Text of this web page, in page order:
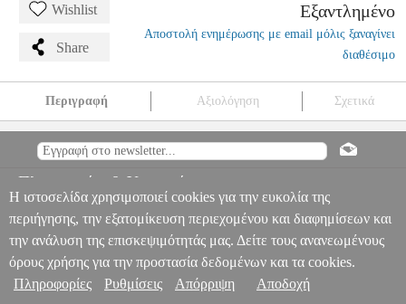
Wishlist
Share
Εξαντλημένο
Αποστολή ενημέρωσης με email μόλις ξαναγίνει
διαθέσιμο
Περιγραφή Αξιολόγηση Σχετικά
TEL.209366 OEM OEM ΠΡΟΣΟΨΕΙΣ
TEMPERED GLASS FOR
Πληροφορίες & Υπηρεσίες >
Η ιστοσελίδα χρησιμοποιεί cookies για την ευκολία της
περιήγησης, την εξατομίκευση περιεχομένου και διαφημίσεων και
την ανάλυση της επισκεψιμότητάς μας. Δείτε τους ανανεωμένους
όρους χρήσης για την προστασία δεδομένων και τα cookies.
Πληροφορίες
Ρυθμίσεις Απόρριψη Αποδοχή